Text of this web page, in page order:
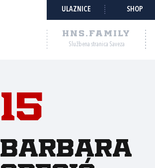
ULAZNICE SHOP
HNS.FAMILY
Službena stranica Saveza
15
Barbara